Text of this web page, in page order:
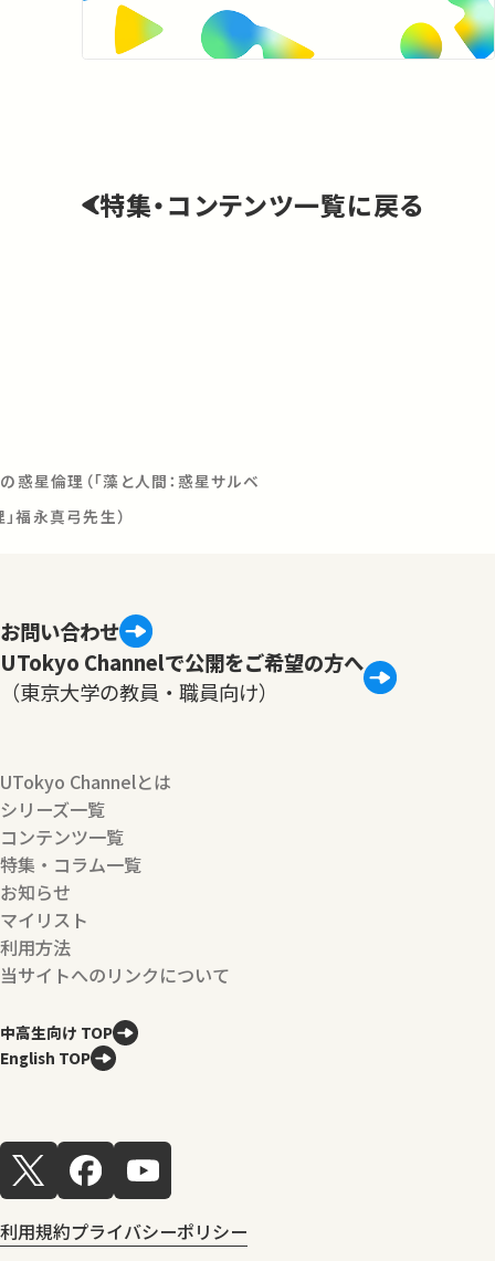
特集・コンテンツ一覧に戻る
惑星倫理（「藻と人間：惑星サルベ
福永真弓先生）
お問い合わせ
UTokyo Channelで公開をご希望の方へ
（東京大学の教員・職員向け）
UTokyo Channelとは
シリーズ一覧
コンテンツ一覧
特集・コラム一覧
お知らせ
マイリスト
利用方法
当サイトへのリンクについて
中高生向け TOP
English TOP
利用規約プライバシーポリシー